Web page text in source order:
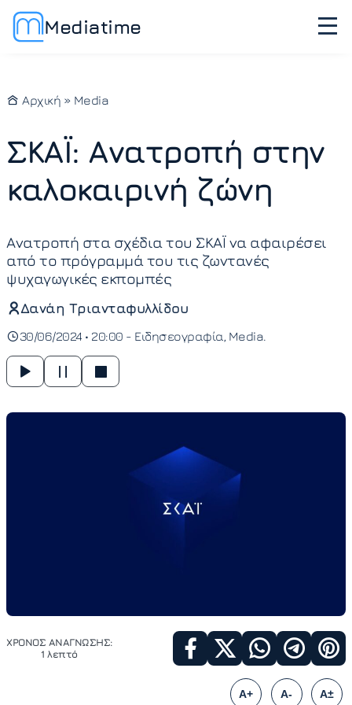
Mediatime
Αρχική » Media
ΣΚΑΪ: Ανατροπή στην
καλοκαιρινή ζώνη
Ανατροπή στα σχέδια του ΣΚΑΪ να αφαιρέσει
από το πρόγραμμά του τις ζωντανές
ψυχαγωγικές εκπομπές
Δανάη Τριανταφυλλίδου
30/06/2024 • 20:00 - Ειδησεογραφία Media
ΧΡΟΝΟΣ ΑΝΑΓΝΩΣΗΣ:
1 λεπτό
A+ A- A±